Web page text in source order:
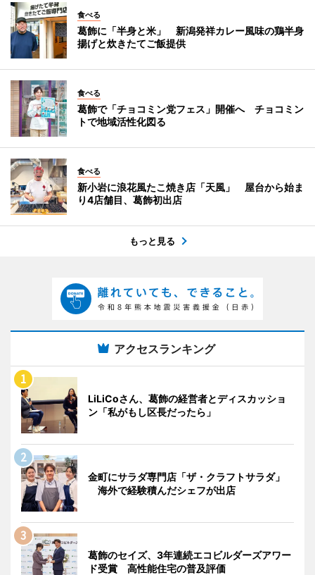
食べる
葛飾に「半身と米」 新潟発祥カレー風味の鶏半身
揚げと炊きたてご飯提供
食べる
葛飾で「チョコミン党フェス」開催へ チョコミン
トで地域活性化図る
食べる
新小岩に浪花風たこ焼き店「天風」 屋台から始ま
り4店舗目、葛飾初出店
もっと見る
アクセスランキング
LiLiCoさん、葛飾の経営者とディスカッショ
ン「私がもし区長だったら」
金町にサラダ専門店「ザ・クラフトサラダ」
海外で経験積んだシェフが出店
葛飾のセイズ、3年連続エコビルダーズアワー
ド受賞 高性能住宅の普及評価